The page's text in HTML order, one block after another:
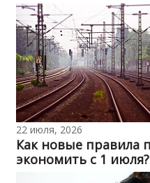
22 июля, 2026
Как новые правила
экономить с 1